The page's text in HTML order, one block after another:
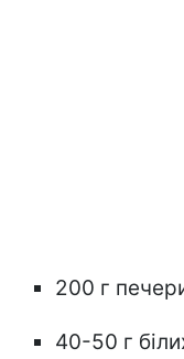
200 г
40-50 г